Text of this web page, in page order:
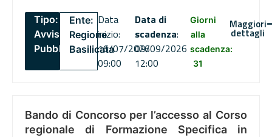
Tipo:
Avviso
Pubblico
Ente:
Regione
Basilicata
Data
inizio:
16/07/2026
09:00
Data di
scadenza:
09/09/2026
12:00
Giorni
alla
scadenza:
31
Maggiori
dettagli
Bando di Concorso per l’accesso al Corso
regionale di Formazione Specifica in